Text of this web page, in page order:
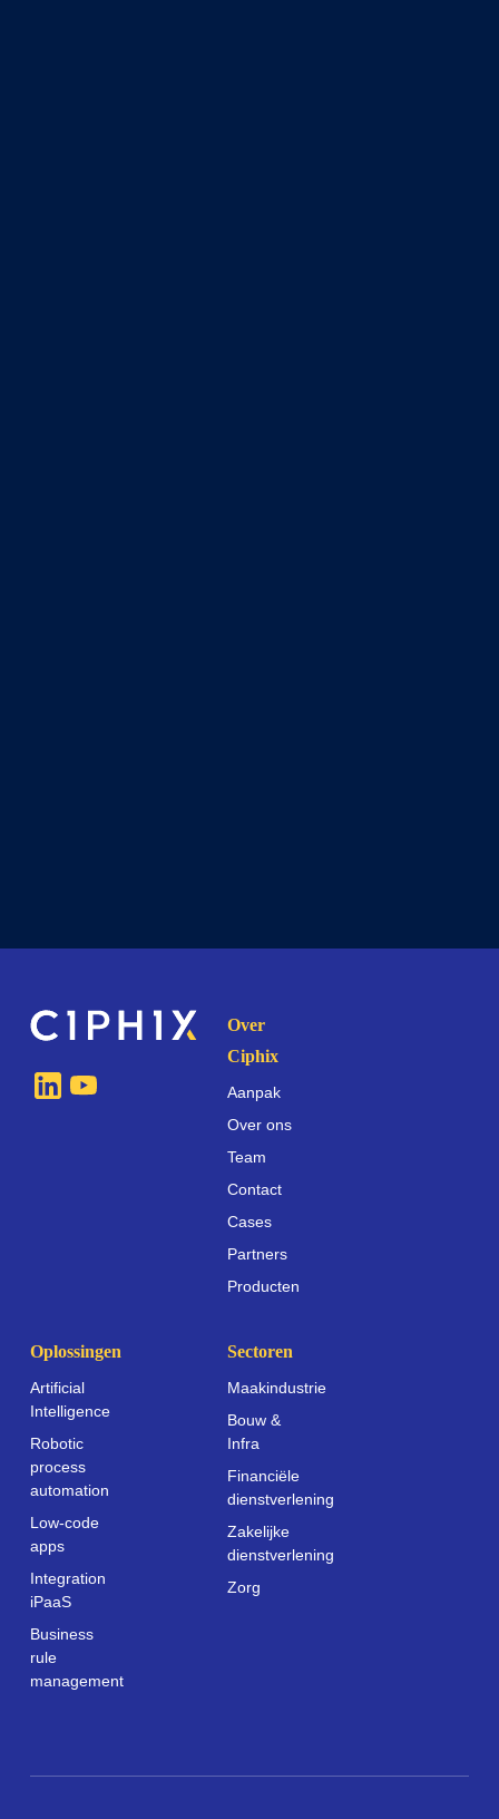
Over
Ciphix
Aanpak
Over ons
Team
Contact
Cases
Partners
Producten
Oplossingen
Artificial
Intelligence
Robotic
process
automation
Low-code
apps
Integration
iPaaS
Business
rule
management
Sectoren
Maakindustrie
Bouw &
Infra
Financiële
dienstverlening
Zakelijke
dienstverlening
Zorg